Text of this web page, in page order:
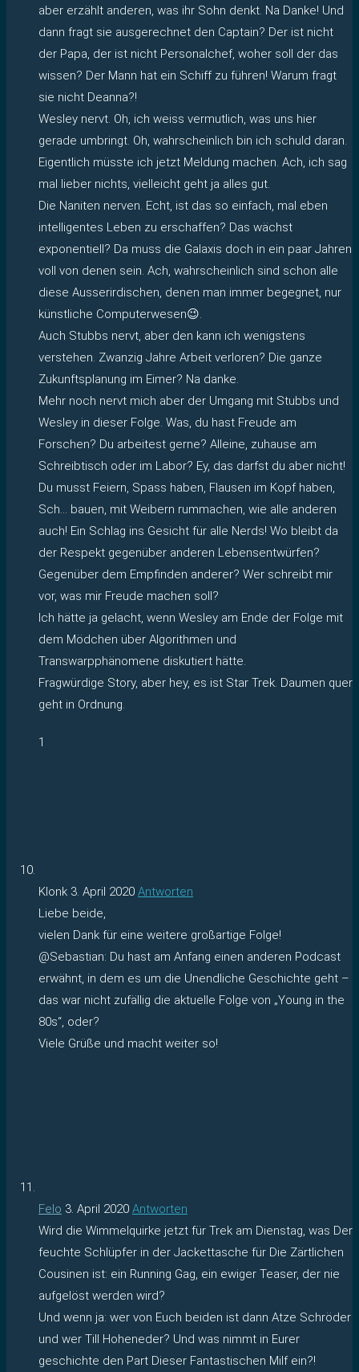
aber erzählt anderen, was ihr Sohn denkt. Na Danke! Und
dann fragt sie ausgerechnet den Captain? Der ist nicht
der Papa, der ist nicht Personalchef, woher soll der das
wissen? Der Mann hat ein Schiff zu führen! Warum fragt
sie nicht Deanna?!
Wesley nervt. Oh, ich weiss vermutlich, was uns hier
gerade umbringt. Oh, wahrscheinlich bin ich schuld daran.
Eigentlich müsste ich jetzt Meldung machen. Ach, ich sag
mal lieber nichts, vielleicht geht ja alles gut.
Die Naniten nerven. Echt, ist das so einfach, mal eben
intelligentes Leben zu erschaffen? Das wächst
exponentiell? Da muss die Galaxis doch in ein paar Jahren
voll von denen sein. Ach, wahrscheinlich sind schon alle
diese Ausserirdischen, denen man immer begegnet, nur
künstliche Computerwesen😉.
Auch Stubbs nervt, aber den kann ich wenigstens
verstehen. Zwanzig Jahre Arbeit verloren? Die ganze
Zukunftsplanung im Eimer? Na danke.
Mehr noch nervt mich aber der Umgang mit Stubbs und
Wesley in dieser Folge. Was, du hast Freude am
Forschen? Du arbeitest gerne? Alleine, zuhause am
Schreibtisch oder im Labor? Ey, das darfst du aber nicht!
Du musst Feiern, Spass haben, Flausen im Kopf haben,
Sch… bauen, mit Weibern rummachen, wie alle anderen
auch! Ein Schlag ins Gesicht für alle Nerds! Wo bleibt da
der Respekt gegenüber anderen Lebensentwürfen?
Gegenüber dem Empfinden anderer? Wer schreibt mir
vor, was mir Freude machen soll?
Ich hätte ja gelacht, wenn Wesley am Ende der Folge mit
dem Mödchen über Algorithmen und
Transwarpphänomene diskutiert hätte.
Fragwürdige Story, aber hey, es ist Star Trek. Daumen quer
geht in Ordnung.
1
Klonk 3. April 2020 Antworten
Liebe beide,
vielen Dank für eine weitere großartige Folge!
@Sebastian: Du hast am Anfang einen anderen Podcast
erwähnt, in dem es um die Unendliche Geschichte geht –
das war nicht zufällig die aktuelle Folge von „Young in the
80s“, oder?
Viele Grüße und macht weiter so!
Felo 3. April 2020 Antworten
Wird die Wimmelquirke jetzt für Trek am Dienstag, was Der
feuchte Schlüpfer in der Jackettasche für Die Zärtlichen
Cousinen ist: ein Running Gag, ein ewiger Teaser, der nie
aufgelöst werden wird?
Und wenn ja: wer von Euch beiden ist dann Atze Schröder
und wer Till Hoheneder? Und was nimmt in Eurer
geschichte den Part Dieser Fantastischen Milf ein?!